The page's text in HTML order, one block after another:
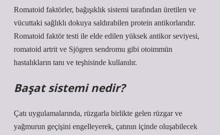
Romatoid faktörler, bağışıklık sistemi tarafından üretilen ve
vücuttaki sağlıklı dokuya saldırabilen protein antikorlarıdır.
Romatoid faktör testi ile elde edilen yüksek antikor seviyesi,
romatoid artrit ve Sjögren sendromu gibi otoimmün
hastalıkların tanı ve teşhisinde kullanılır.
Başat sistemi nedir?
Çatı uygulamalarında, rüzgarla birlikte gelen rüzgar ve
yağmurun geçişini engelleyerek, çatının içinde oluşabilecek